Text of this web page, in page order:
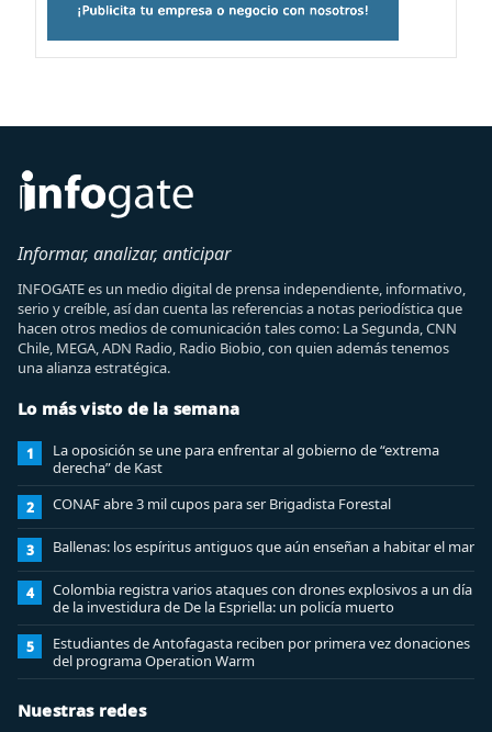
Informar, analizar, anticipar
INFOGATE es un medio digital de prensa independiente, informativo,
serio y creíble, así dan cuenta las referencias a notas periodística que
hacen otros medios de comunicación tales como: La Segunda, CNN
Chile, MEGA, ADN Radio, Radio Biobio, con quien además tenemos
una alianza estratégica.
Lo más visto de la semana
1
La oposición se une para enfrentar al gobierno de “extrema
derecha” de Kast
2 CONAF abre 3 mil cupos para ser Brigadista Forestal
3 Ballenas: los espíritus antiguos que aún enseñan a habitar el mar
4
Colombia registra varios ataques con drones explosivos a un día
de la investidura de De la Espriella: un policía muerto
5
Estudiantes de Antofagasta reciben por primera vez donaciones
del programa Operation Warm
Nuestras redes